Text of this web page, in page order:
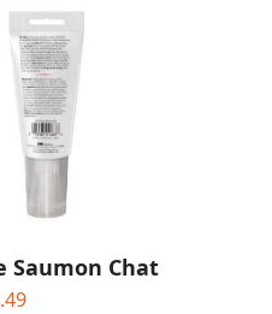
Saumon Chat